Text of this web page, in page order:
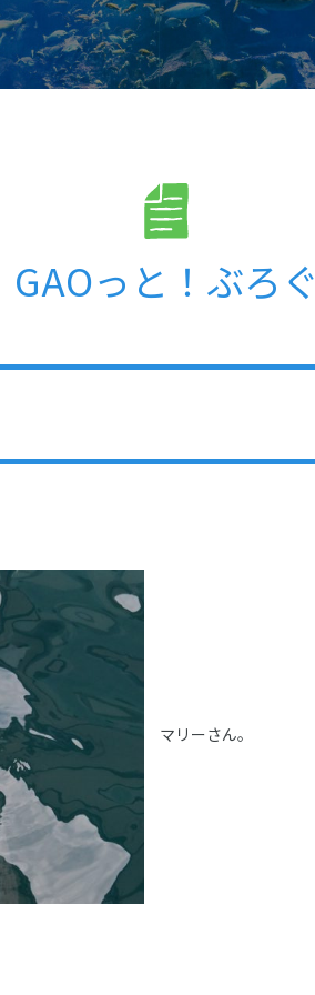
GAOっと！ぶろぐ
マリーさん。